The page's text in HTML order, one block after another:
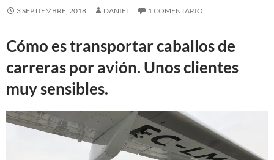
3 SEPTIEMBRE, 2018 DANIEL 1 COMENTARIO
Cómo es transportar caballos de
carreras por avión. Unos clientes
muy sensibles.